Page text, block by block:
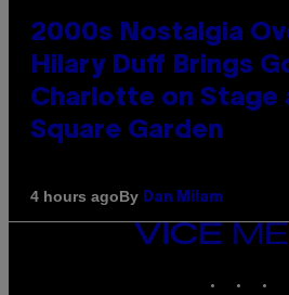
2000s Nostalgia
Hilary Duff Brings
Charlotte on Stage
Square Garden
4 hours agoBy Dan Milam
VICE
MEDIA